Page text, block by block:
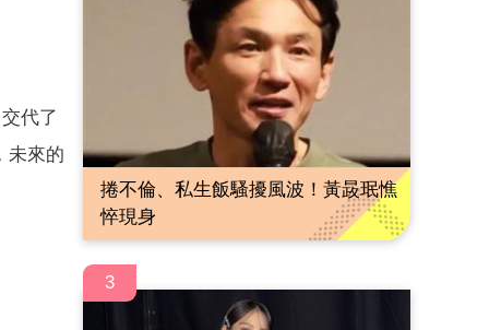
代了
未來的
捲不倫、私生飯騷擾風波！黃晸珉憔
悴現身
3